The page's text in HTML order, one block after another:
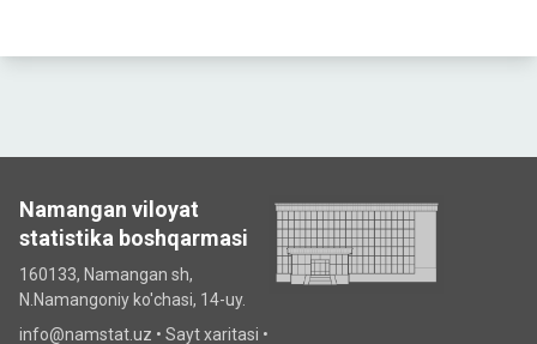
Namangan viloyat
statistika boshqarmasi
160133, Namangan sh,
N.Namangoniy ko'chasi, 14-uy.
info@namstat.uz • Sayt xaritasi •